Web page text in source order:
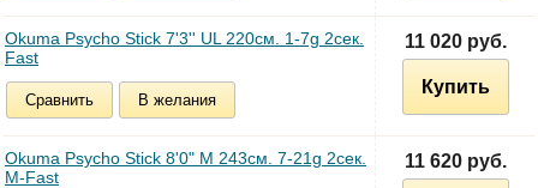
Okuma Psycho Stick 7'3'' UL 220см. 1-7g 2сек.
Fast
Сравнить В желания
11 020 руб.
Купить
Okuma Psycho Stick 8'0" M 243см. 7-21g 2сек.
M-Fast
11 620 руб.